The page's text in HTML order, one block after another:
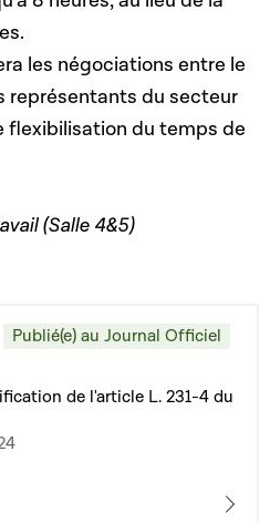
les négociations entre le
représentants du secteur
flexibilisation du temps de
(Salle 4&5)
Publié(e) au Journal Officiel
de l'article L. 231-4 du